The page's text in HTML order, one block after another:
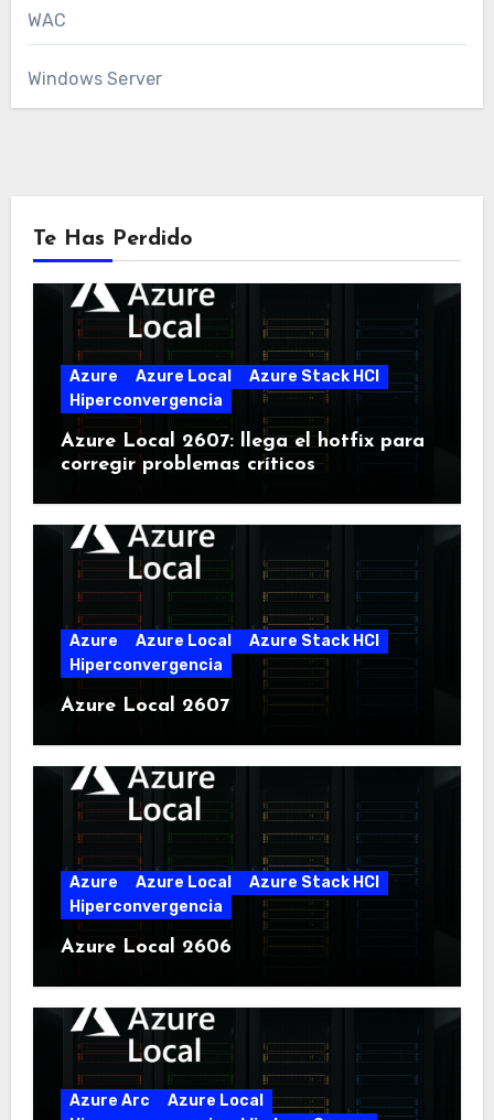
WAC
Windows Server
Te Has Perdido
Azure Azure Local
Azure Stack HCI
Hiperconvergencia
Azure Local 2607: llega el hotfix para
corregir problemas críticos
Azure Azure Local
Azure Stack HCI
Hiperconvergencia
Azure Local 2607
Azure Azure Local
Azure Stack HCI
Hiperconvergencia
Azure Local 2606
Azure Arc
Azure Local